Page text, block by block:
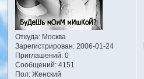
Откуда:Москва
Зарегистрирован: 2006-01-24
Приглашений:0
Сообщений:4151
Пол:Женский